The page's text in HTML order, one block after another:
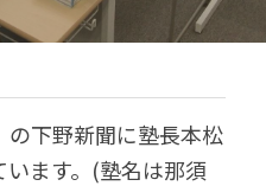
下野新聞に塾長本松
ます。(塾名は那須